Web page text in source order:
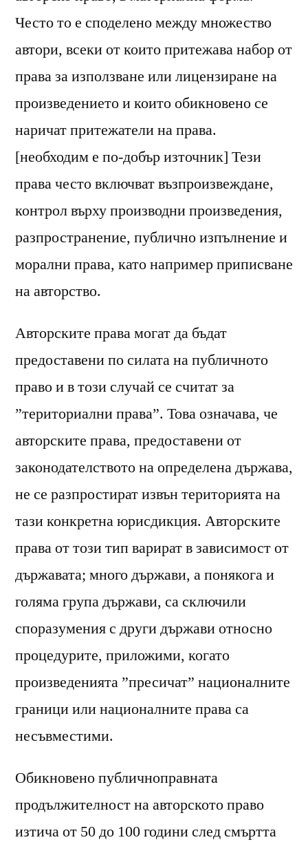
Често то е споделено между множество
автори, всеки от които притежава набор от
права за използване или лицензиране на
произведението и които обикновено се
наричат притежатели на права.
[необходим е по-добър източник] Тези
права често включват възпроизвеждане,
контрол върху производни произведения,
разпространение, публично изпълнение и
морални права, като например приписване
на авторство.
Авторските права могат да бъдат
предоставени по силата на публичното
право и в този случай се считат за
”териториални права”. Това означава, че
авторските права, предоставени от
законодателството на определена държава,
не се разпростират извън територията на
тази конкретна юрисдикция. Авторските
права от този тип варират в зависимост от
държавата; много държави, а понякога и
голяма група държави, са сключили
споразумения с други държави относно
процедурите, приложими, когато
произведенията ”пресичат” националните
граници или националните права са
несъвместими.
Обикновено публичноправната
продължителност на авторското право
изтича от 50 до 100 години след смъртта